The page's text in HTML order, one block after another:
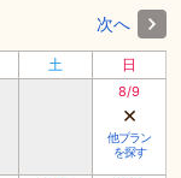
次へ
土 日
8/9
×
他プラン
を探す